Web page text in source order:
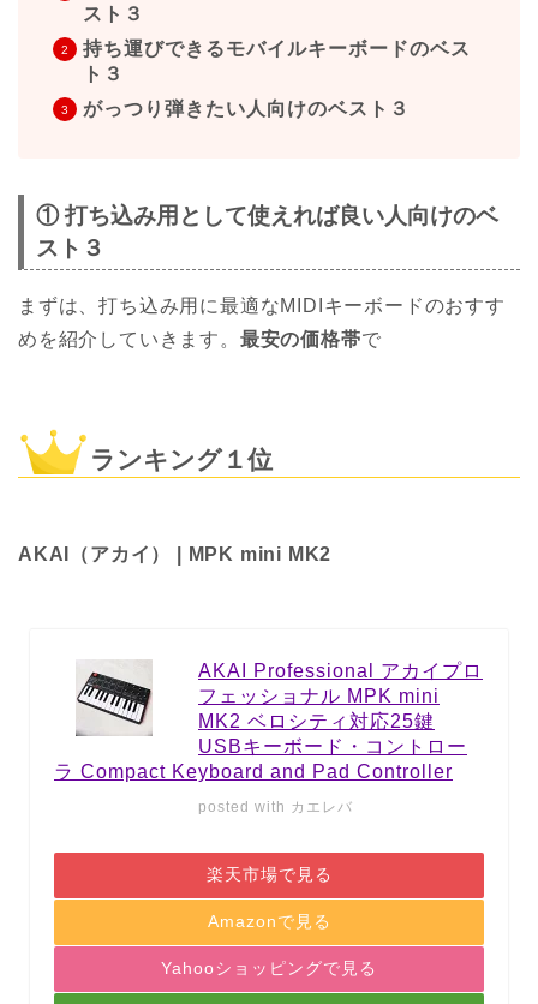
スト３
持ち運びできるモバイルキーボードのベス
ト３
がっつり弾きたい人向けのベスト３
① 打ち込み用として使えれば良い人向けのベ
スト３
まずは、打ち込み用に最適なMIDIキーボードのおすす
めを紹介していきます。 最安の価格帯で
ランキング１位
AKAI（アカイ） | MPK mini MK2
AKAI Professional アカイプロ
フェッショナル MPK mini
MK2 ベロシティ対応25鍵
USBキーボード・コントロー
ラ Compact Keyboard and Pad Controller
posted with カエレバ
楽天市場で見る
Amazonで見る
Yahooショッピングで見る